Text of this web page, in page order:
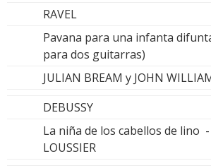
RAVEL
Pavana para una infanta
para dos guitarras)
JULIAN BREAM y JOHN
DEBUSSY
La niña de los cabellos de lino -
LOUSSIER